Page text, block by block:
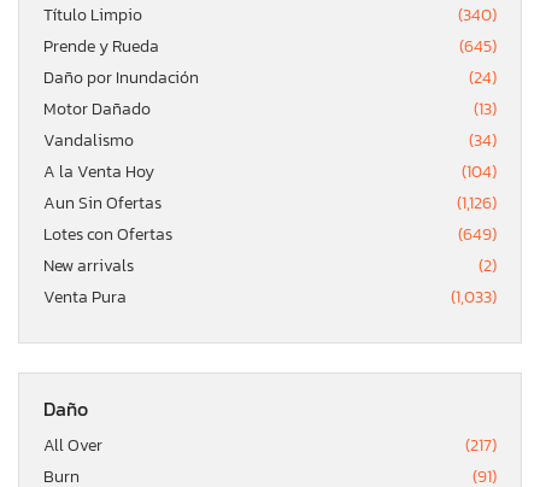
Título Limpio
(340)
Prende y Rueda
(645)
Daño por Inundación
(24)
Motor Dañado
(13)
Vandalismo
(34)
A la Venta Hoy
(104)
Aun Sin Ofertas
(1,126)
Lotes con Ofertas
(649)
New arrivals
(2)
Venta Pura
(1,033)
Daño
All Over
(217)
Burn
(91)